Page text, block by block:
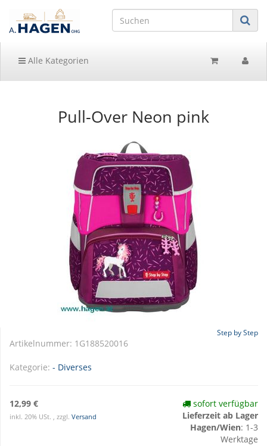
Alle Kategorien
Pull-Over Neon pink
Step by Step
Artikelnummer: 1G188520016
Kategorie: - Diverses
12,99 €
inkl. 20% USt. , zzgl. Versand
sofort verfügbar
Lieferzeit ab Lager
Hagen/Wien: 1-3
Werktage